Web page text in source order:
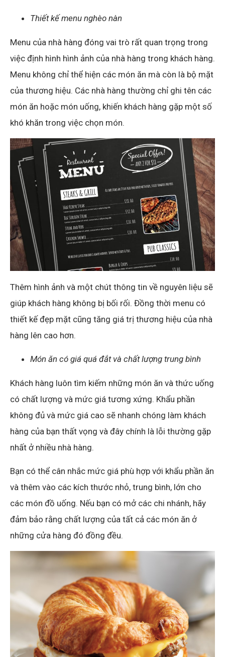
Thiết kế menu nghèo nàn
Menu của nhà hàng đóng vai trò rất quan trọng trong
việc định hình hình ảnh của nhà hàng trong khách hàng.
Menu không chỉ thể hiện các món ăn mà còn là bộ mặt
của thương hiệu. Các nhà hàng thường chỉ ghi tên các
món ăn hoặc món uống, khiến khách hàng gặp một số
khó khăn trong việc chọn món.
Thêm hình ảnh và một chút thông tin về nguyên liệu sẽ
giúp khách hàng không bị bối rối. Đồng thời menu có
thiết kế đẹp mặt cũng tăng giá trị thương hiệu của nhà
hàng lên cao hơn.
Món ăn có giá quá đắt và chất lượng trung bình
Khách hàng luôn tìm kiếm những món ăn và thức uống
có chất lượng và mức giá tương xứng. Khẩu phần
không đủ và mức giá cao sẽ nhanh chóng làm khách
hàng của bạn thất vọng và đây chính là lỗi thường gặp
nhất ở nhiều nhà hàng.
Bạn có thể cân nhắc mức giá phù hợp với khẩu phần ăn
và thêm vào các kích thước nhỏ, trung bình, lớn cho
các món đồ uống. Nếu bạn có mở các chi nhánh, hãy
đảm bảo rằng chất lượng của tất cả các món ăn ở
những cửa hàng đó đồng đều.